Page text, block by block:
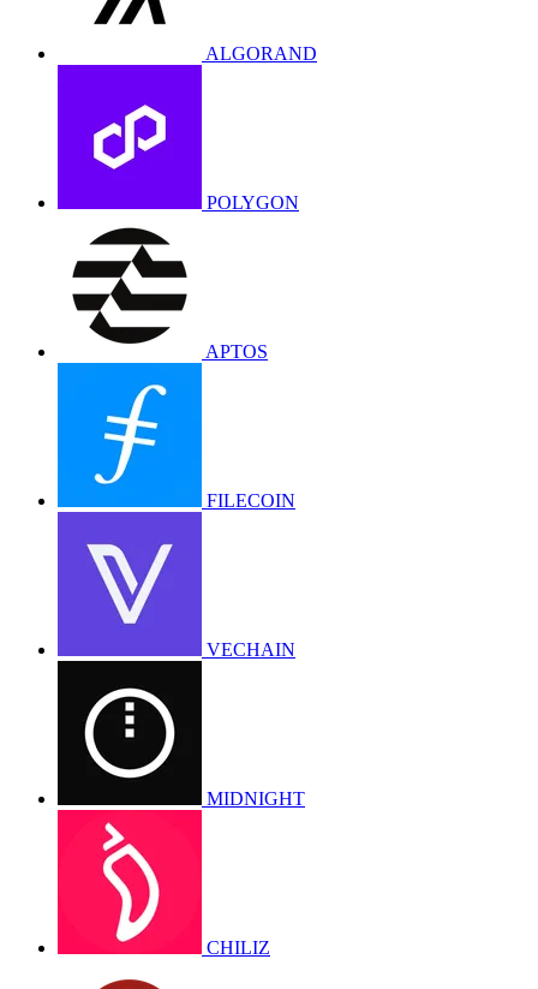
ALGORAND
POLYGON
APTOS
FILECOIN
VECHAIN
MIDNIGHT
CHILIZ